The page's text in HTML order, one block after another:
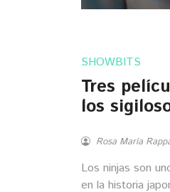
SHOWBITS
Tres
los
Rosa María
Los ninjas son
en la historia